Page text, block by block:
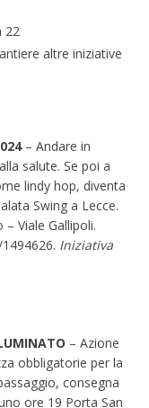
22
altre iniziative
– Andare in
salute. Se poi a
lindy hop, diventa
Swing a Lecce.
Viale Gallipoli.
Iniziativa
– Azione
obbligatorie per la
consegna
ore 19 Porta San